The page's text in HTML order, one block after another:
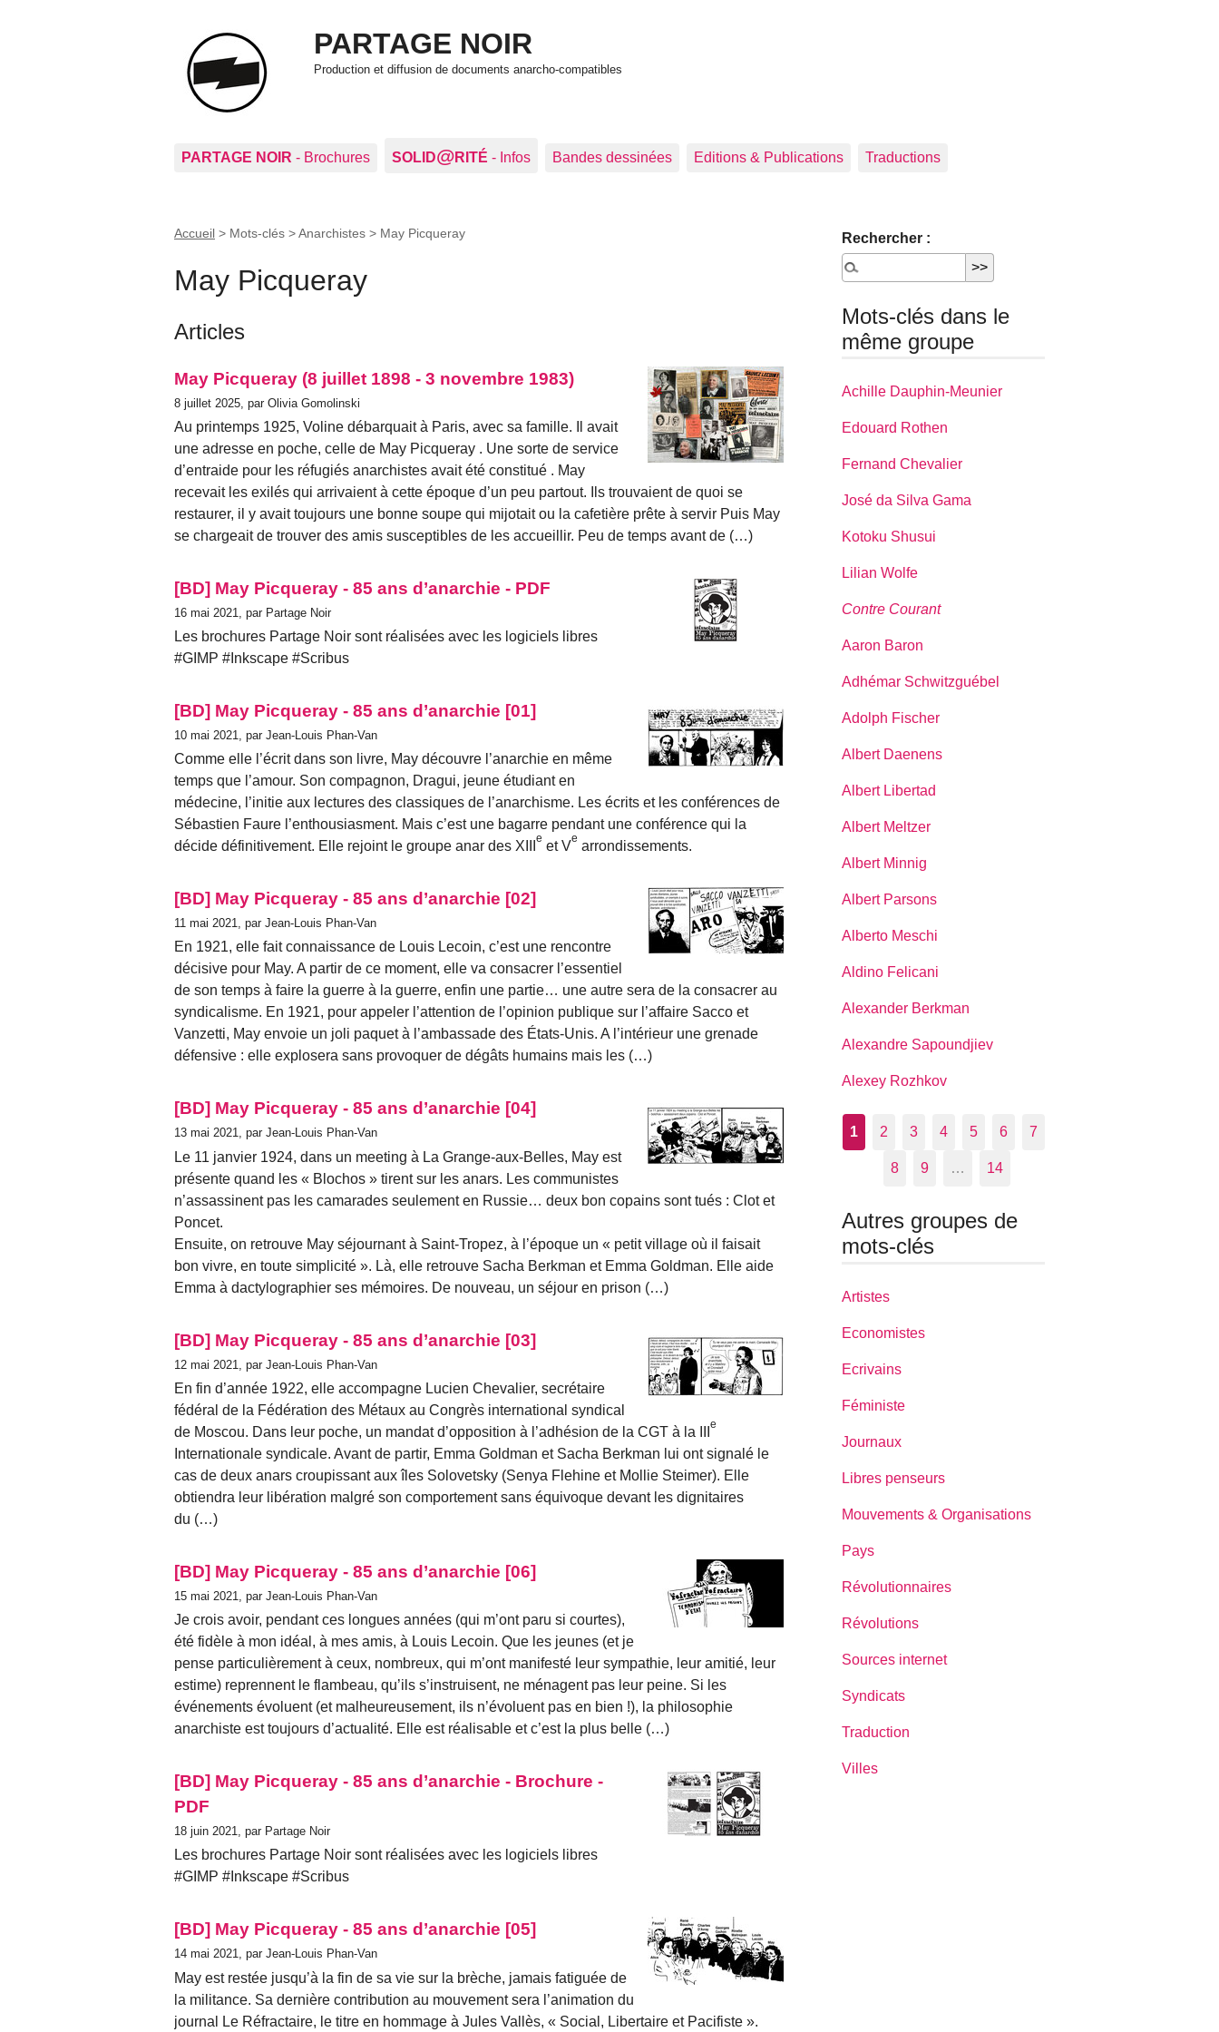
PARTAGE NOIR
Production et diffusion de documents anarcho-compatibles
PARTAGE NOIR - Brochures SOLID@RITÉ - Infos Bandes dessinées Editions & Publications Traductions
Accueil > Mots-clés > Anarchistes > May Picqueray
May Picqueray
Articles
May Picqueray (8 juillet 1898 - 3 novembre 1983)
8 juillet 2025, par Olivia Gomolinski
Au printemps 1925, Voline débarquait à Paris, avec sa famille. Il avait
une adresse en poche, celle de May Picqueray . Une sorte de service
d’entraide pour les réfugiés anarchistes avait été constitué . May
recevait les exilés qui arrivaient à cette époque d’un peu partout. Ils trouvaient de quoi se
restaurer, il y avait toujours une bonne soupe qui mijotait ou la cafetière prête à servir Puis May
se chargeait de trouver des amis susceptibles de les accueillir. Peu de temps avant de (…)
[BD] May Picqueray - 85 ans d’anarchie - PDF
16 mai 2021, par Partage Noir
Les brochures Partage Noir sont réalisées avec les logiciels libres
#GIMP #Inkscape #Scribus
[BD] May Picqueray - 85 ans d’anarchie [01]
10 mai 2021, par Jean-Louis Phan-Van
Comme elle l’écrit dans son livre, May découvre l’anarchie en même
temps que l’amour. Son compagnon, Dragui, jeune étudiant en
médecine, l’initie aux lectures des classiques de l’anarchisme. Les écrits et les conférences de
Sébastien Faure l’enthousiasment. Mais c’est une bagarre pendant une conférence qui la
décide définitivement. Elle rejoint le groupe anar des XIII
e
et V
e
arrondissements.
[BD] May Picqueray - 85 ans d’anarchie [02]
11 mai 2021, par Jean-Louis Phan-Van
En 1921, elle fait connaissance de Louis Lecoin, c’est une rencontre
décisive pour May. A partir de ce moment, elle va consacrer l’essentiel
de son temps à faire la guerre à la guerre, enfin une partie… une autre sera de la consacrer au
syndicalisme. En 1921, pour appeler l’attention de l’opinion publique sur l’affaire Sacco et
Vanzetti, May envoie un joli paquet à l’ambassade des États-Unis. A l’intérieur une grenade
défensive : elle explosera sans provoquer de dégâts humains mais les (…)
[BD] May Picqueray - 85 ans d’anarchie [04]
13 mai 2021, par Jean-Louis Phan-Van
Le 11 janvier 1924, dans un meeting à La Grange-aux-Belles, May est
présente quand les « Blochos » tirent sur les anars. Les communistes
n’assassinent pas les camarades seulement en Russie… deux bon copains sont tués : Clot et
Poncet.
Ensuite, on retrouve May séjournant à Saint-Tropez, à l’époque un « petit village où il faisait
bon vivre, en toute simplicité ». Là, elle retrouve Sacha Berkman et Emma Goldman. Elle aide
Emma à dactylographier ses mémoires. De nouveau, un séjour en prison (…)
[BD] May Picqueray - 85 ans d’anarchie [03]
12 mai 2021, par Jean-Louis Phan-Van
En fin d’année 1922, elle accompagne Lucien Chevalier, secrétaire
fédéral de la Fédération des Métaux au Congrès international syndical
de Moscou. Dans leur poche, un mandat d’opposition à l’adhésion de la CGT à la III
e
Internationale syndicale. Avant de partir, Emma Goldman et Sacha Berkman lui ont signalé le
cas de deux anars croupissant aux îles Solovetsky (Senya Flehine et Mollie Steimer). Elle
obtiendra leur libération malgré son comportement sans équivoque devant les dignitaires
du (…)
[BD] May Picqueray - 85 ans d’anarchie [06]
15 mai 2021, par Jean-Louis Phan-Van
Je crois avoir, pendant ces longues années (qui m’ont paru si courtes),
été fidèle à mon idéal, à mes amis, à Louis Lecoin. Que les jeunes (et je
pense particulièrement à ceux, nombreux, qui m’ont manifesté leur sympathie, leur amitié, leur
estime) reprennent le flambeau, qu’ils s’instruisent, ne ménagent pas leur peine. Si les
événements évoluent (et malheureusement, ils n’évoluent pas en bien !), la philosophie
anarchiste est toujours d’actualité. Elle est réalisable et c’est la plus belle (…)
[BD] May Picqueray - 85 ans d’anarchie - Brochure -
PDF
18 juin 2021, par Partage Noir
Les brochures Partage Noir sont réalisées avec les logiciels libres
#GIMP #Inkscape #Scribus
[BD] May Picqueray - 85 ans d’anarchie [05]
14 mai 2021, par Jean-Louis Phan-Van
May est restée jusqu’à la fin de sa vie sur la brèche, jamais fatiguée de
la militance. Sa dernière contribution au mouvement sera l’animation du
journal Le Réfractaire, le titre en hommage à Jules Vallès, « Social, Libertaire et Pacifiste ».
Rechercher :
Mots-clés dans le
même groupe
Achille Dauphin­-Meunier
Edouard Rothen
Fernand Chevalier
José da Silva Gama
Kotoku Shusui
Lilian Wolfe
Contre Courant
Aaron Baron
Adhémar Schwitzguébel
Adolph Fischer
Albert Daenens
Albert Libertad
Albert Meltzer
Albert Minnig
Albert Parsons
Alberto Meschi
Aldino Felicani
Alexander Berkman
Alexandre Sapoundjiev
Alexey Rozhkov
1 2 3 4 5 6 7
8 9 … 14
Autres groupes de
mots-clés
Artistes
Economistes
Ecrivains
Féministe
Journaux
Libres penseurs
Mouvements & Organisations
Pays
Révolutionnaires
Révolutions
Sources internet
Syndicats
Traduction
Villes